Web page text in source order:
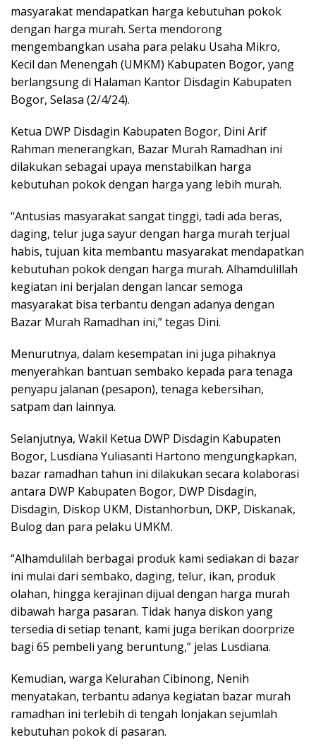
masyarakat mendapatkan harga kebutuhan pokok
dengan harga murah. Serta mendorong
mengembangkan usaha para pelaku Usaha Mikro,
Kecil dan Menengah (UMKM) Kabupaten Bogor, yang
berlangsung di Halaman Kantor Disdagin Kabupaten
Bogor, Selasa (2/4/24).
Ketua DWP Disdagin Kabupaten Bogor, Dini Arif
Rahman menerangkan, Bazar Murah Ramadhan ini
dilakukan sebagai upaya menstabilkan harga
kebutuhan pokok dengan harga yang lebih murah.
“Antusias masyarakat sangat tinggi, tadi ada beras,
daging, telur juga sayur dengan harga murah terjual
habis, tujuan kita membantu masyarakat mendapatkan
kebutuhan pokok dengan harga murah. Alhamdulillah
kegiatan ini berjalan dengan lancar semoga
masyarakat bisa terbantu dengan adanya dengan
Bazar Murah Ramadhan ini,” tegas Dini.
Menurutnya, dalam kesempatan ini juga pihaknya
menyerahkan bantuan sembako kepada para tenaga
penyapu jalanan (pesapon), tenaga kebersihan,
satpam dan lainnya.
Selanjutnya, Wakil Ketua DWP Disdagin Kabupaten
Bogor, Lusdiana Yuliasanti Hartono mengungkapkan,
bazar ramadhan tahun ini dilakukan secara kolaborasi
antara DWP Kabupaten Bogor, DWP Disdagin,
Disdagin, Diskop UKM, Distanhorbun, DKP, Diskanak,
Bulog dan para pelaku UMKM.
“Alhamdulilah berbagai produk kami sediakan di bazar
ini mulai dari sembako, daging, telur, ikan, produk
olahan, hingga kerajinan dijual dengan harga murah
dibawah harga pasaran. Tidak hanya diskon yang
tersedia di setiap tenant, kami juga berikan doorprize
bagi 65 pembeli yang beruntung,” jelas Lusdiana.
Kemudian, warga Kelurahan Cibinong, Nenih
menyatakan, terbantu adanya kegiatan bazar murah
ramadhan ini terlebih di tengah lonjakan sejumlah
kebutuhan pokok di pasaran.